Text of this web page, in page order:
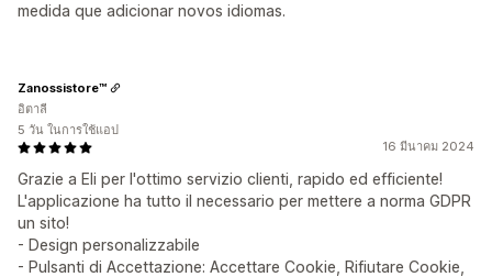
medida que adicionar novos idiomas.
16 มีนาคม 2024
Grazie a Eli per l'ottimo servizio clienti, rapido ed efficiente!
L'applicazione ha tutto il necessario per mettere a norma GDPR
un sito!
- Design personalizzabile
- Pulsanti di Accettazione: Accettare Cookie, Rifiutare Cookie,
Zanossistore™
อิตาลี
5 วัน ในการใช้แอป